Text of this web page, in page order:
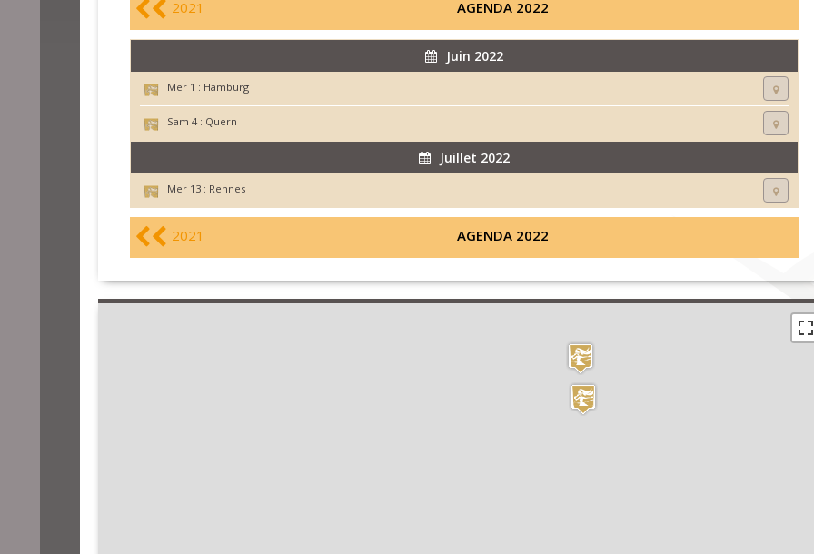
2021 AGENDA 2022
Juin 2022
Mer 1 : Hamburg
Sam 4 : Quern
Juillet 2022
Mer 13 : Rennes
2021 AGENDA 2022